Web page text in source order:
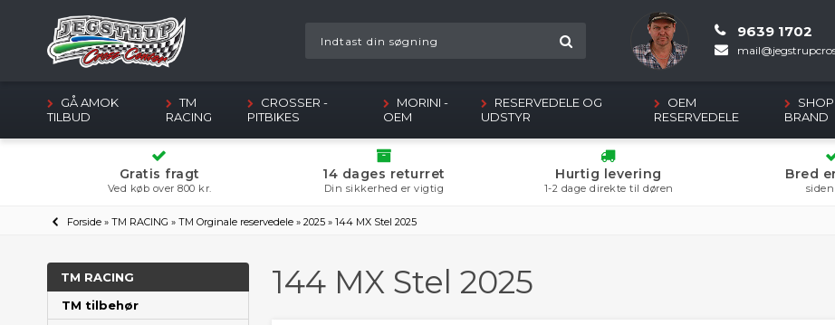
9639 1702
GÅ AMOK
TILBUD
TM
RACING
CROSSER -
PITBIKES
MORINI -
OEM
RESERVEDELE OG
UDSTYR
OEM
RESERVEDELE
BRAND
Gratis fragt
Ved køb over 800 kr.
14 dages returret
Din sikkerhed er vigtig
Hurtig levering
1-2 dage direkte til døren
Bred
siden
Forside » TM RACING » TM Orginale reservedele » 2025 » 144 MX Stel 2025
TM RACING
TM tilbehør
144 MX Stel 2025